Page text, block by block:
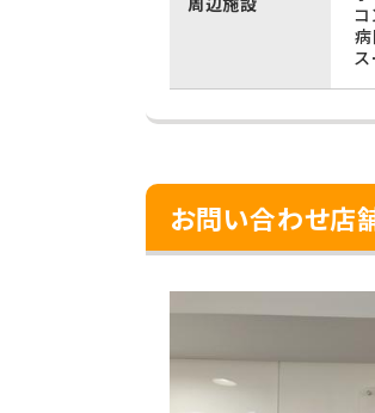
お問い合わせ店